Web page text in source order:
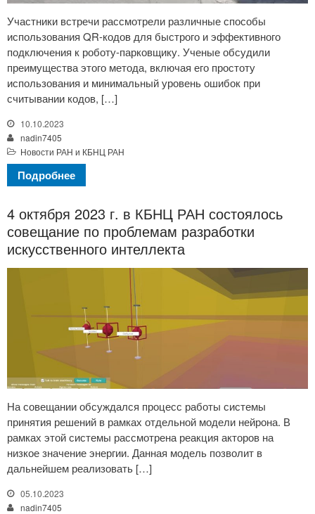
Участники встречи рассмотрели различные способы
использования QR-кодов для быстрого и эффективного
подключения к роботу-парковщику. Ученые обсудили
преимущества этого метода, включая его простоту
использования и минимальный уровень ошибок при
считывании кодов, […]
10.10.2023
nadin7405
Новости РАН и КБНЦ РАН
Подробнее
4 октября 2023 г. в КБНЦ РАН состоялось
совещание по проблемам разработки
искусственного интеллекта
На совещании обсуждался процесс работы системы
принятия решений в рамках отдельной модели нейрона. В
рамках этой системы рассмотрена реакция акторов на
низкое значение энергии. Данная модель позволит в
дальнейшем реализовать […]
05.10.2023
nadin7405